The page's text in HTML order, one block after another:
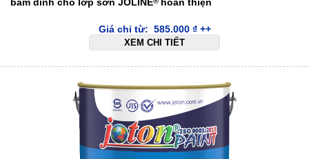
Giá chỉ từ: 585.000 ₫++
XEM CHI TIẾT